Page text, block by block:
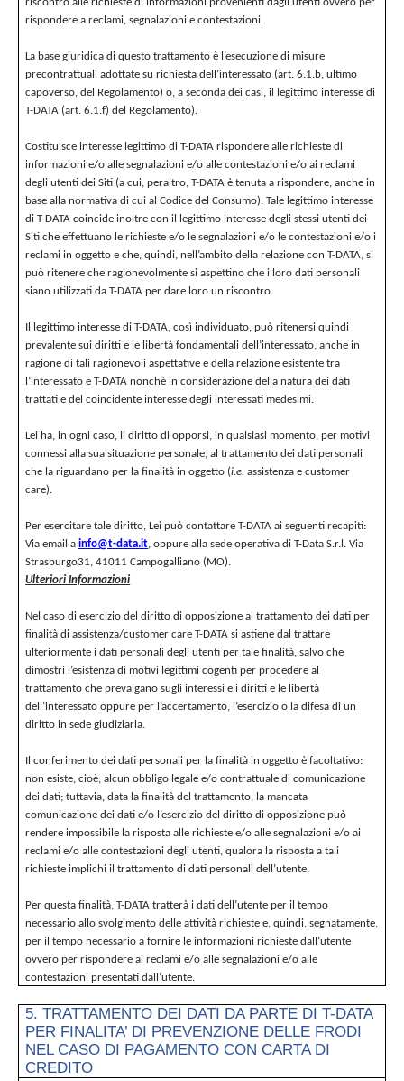
rispondere a reclami, segnalazioni e contestazioni.
La base giuridica di questo trattamento è l’esecuzione di misure
precontrattuali adottate su richiesta dell’interessato (art. 6.1.b, ultimo
capoverso, del Regolamento) o, a seconda dei casi, il legittimo interesse di
T-DATA (art. 6.1.f) del Regolamento).
Costituisce interesse legittimo di T-DATA rispondere alle richieste di
informazioni e/o alle segnalazioni e/o alle contestazioni e/o ai reclami
degli utenti dei Siti (a cui, peraltro, T-DATA è tenuta a rispondere, anche in
base alla normativa di cui al Codice del Consumo). Tale legittimo interesse
di T-DATA coincide inoltre con il legittimo interesse degli stessi utenti dei
Siti che effettuano le richieste e/o le segnalazioni e/o le contestazioni e/o i
reclami in oggetto e che, quindi, nell’ambito della relazione con T-DATA, si
può ritenere che ragionevolmente si aspettino che i loro dati personali
siano utilizzati da T-DATA per dare loro un riscontro.
Il legittimo interesse di T-DATA, così individuato, può ritenersi quindi
prevalente sui diritti e le libertà fondamentali dell’interessato, anche in
ragione di tali ragionevoli aspettative e della relazione esistente tra
l’interessato e T-DATA nonché in considerazione della natura dei dati
trattati e del coincidente interesse degli interessati medesimi.
Lei ha, in ogni caso, il diritto di opporsi, in qualsiasi momento, per motivi
connessi alla sua situazione personale, al trattamento dei dati personali
che la riguardano per la finalità in oggetto (i.e. assistenza e customer
care).
Per esercitare tale diritto, Lei può contattare T-DATA ai seguenti recapiti:
Via email ainfo@t-data.it, oppure alla sede operativa di T-Data S.r.l. Via
Strasburgo31, 41011 Campogalliano (MO).
Ulteriori Informazioni
Nel caso di esercizio del diritto di opposizione al trattamento dei dati per
finalità di assistenza/customer care T-DATA si astiene dal trattare
ulteriormente i dati personali degli utenti per tale finalità, salvo che
dimostri l’esistenza di motivi legittimi cogenti per procedere al
trattamento che prevalgano sugli interessi e i diritti e le libertà
dell’interessato oppure per l’accertamento, l’esercizio o la difesa di un
diritto in sede giudiziaria.
Il conferimento dei dati personali per la finalità in oggetto è facoltativo:
non esiste, cioè, alcun obbligo legale e/o contrattuale di comunicazione
dei dati; tuttavia, data la finalità del trattamento, la mancata
comunicazione dei dati e/o l’esercizio del diritto di opposizione può
rendere impossibile la risposta alle richieste e/o alle segnalazioni e/o ai
reclami e/o alle contestazioni degli utenti, qualora la risposta a tali
richieste implichi il trattamento di dati personali dell’utente.
Per questa finalità, T-DATA tratterà i dati dell’utente per il tempo
necessario allo svolgimento delle attività richieste e, quindi, segnatamente,
per il tempo necessario a fornire le informazioni richieste dall’utente
ovvero per rispondere ai reclami e/o alle segnalazioni e/o alle
contestazioni presentati dall’utente.
5. TRATTAMENTO DEI DATI DA PARTE DI T-DATA
PER FINALITA’ DI PREVENZIONE DELLE FRODI
NEL CASO DI PAGAMENTO CON CARTA DI
CREDITO